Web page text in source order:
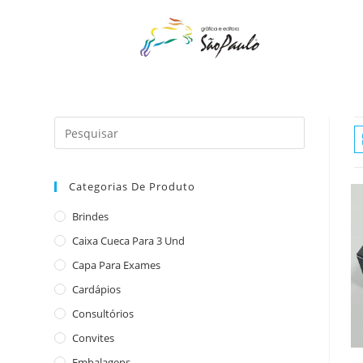
Categorias De Produto
Brindes
Caixa Cueca Para 3 Und
Capa Para Exames
Cardápios
Consultórios
Convites